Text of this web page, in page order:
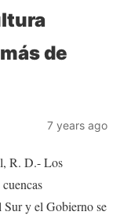
de
7 years ago
R. D.- Los
y el Gobierno se